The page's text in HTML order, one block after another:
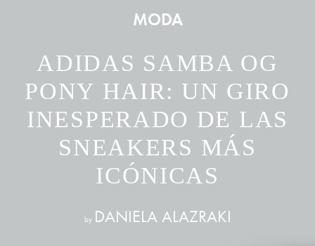
MODA
ADIDAS SAMBA OG
PONY HAIR: UN GIRO
INESPERADO DE LAS
SNEAKERS MÁS
ICÓNICAS
by DANIELA ALAZRAKI